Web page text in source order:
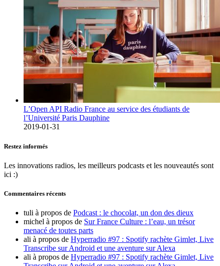
L’Open API Radio France au service des étudiants de
l’Université Paris Dauphine
2019-01-31
Restez informés
Les innovations radios, les meilleurs podcasts et les nouveautés sont
ici :)
Commentaires récents
tuli à propos de Podcast : le chocolat, un don des dieux
michel à propos de Sur France Culture : l’eau, un trésor
menacé de toutes parts
ali à propos de Hyperradio #97 : Spotify rachète Gimlet, Live
Transcribe sur Android et une aventure sur Alexa
ali à propos de Hyperradio #97 : Spotify rachète Gimlet, Live